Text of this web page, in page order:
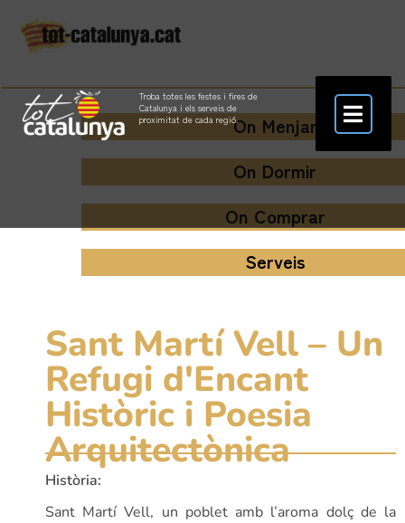
Troba totes les festes i fires de
Catalunya i els serveis de
proximitat de cada regió.On Menjar
On Dormir
On Comprar
Serveis
Sant Martí Vell – Un
Refugi d'Encant
Històric i Poesia
Arquitectònica
Història:
Sant Martí Vell, un poblet amb l’aroma dolç de la